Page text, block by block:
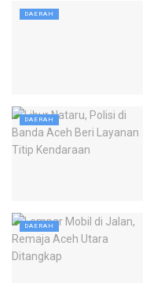
DAERAH
DAERAH
DAERAH